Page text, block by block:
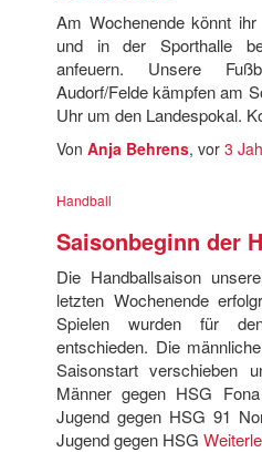
Am Wochenende könnt
und in der Sporthalle
anfeuern. Unsere
Audorf/Felde kämpfen am
Uhr um den Landespokal.
Von Anja Behrens, vor 3
Handball
Saisonbeginn der
Die Handballsaison
letzten Wochenende
Spielen wurden für
entschieden. Die
Saisonstart verschieben
Männer gegen HSG
Jugend gegen HSG 91
Jugend gegen HSG